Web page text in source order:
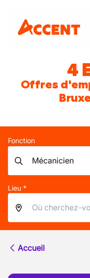
4
Offres
Fonction
Lieu *
Accueil